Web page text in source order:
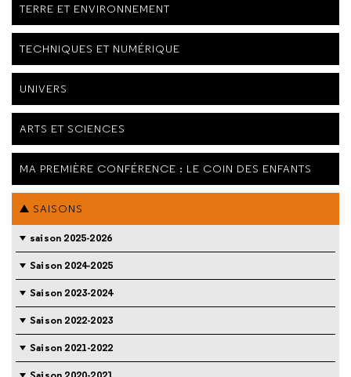
TERRE ET ENVIRONNEMENT
TECHNIQUES ET NUMÉRIQUE
UNIVERS
ARTS ET SCIENCES
MA PREMIÈRE CONFÉRENCE : LE COIN DES ENFANTS
SAISONS
saison 2025-2026
Saison 2024-2025
Saison 2023-2024
Saison 2022-2023
Saison 2021-2022